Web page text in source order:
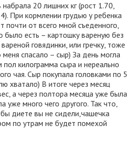
20 лишних кг (рост 1.70,
При кормлении грудью у ребенка
почти от всего мной съеденного,
есть – картошку вареную без
говядинки, или гречку, тоже
спасало – сыр) За день могла
пол килограмма сыра и нереально
чая. Сыр покупала головками по 5
хватало) В итоге через месяц
а через полтора месяца уже была
уже много чего другого. Так что,
диете вы не сидели,чашечка
по утрам не будет помехой